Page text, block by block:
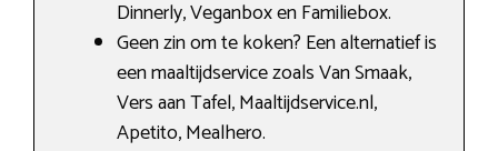
Dinnerly, Veganbox en Familiebox.
Geen zin om te koken? Een alternatief is
een maaltijdservice zoals Van Smaak,
Vers aan Tafel, Maaltijdservice.nl,
Apetito, Mealhero.